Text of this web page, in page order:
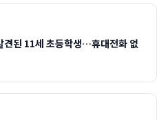
견된 11세 초등학생…휴대전화 없